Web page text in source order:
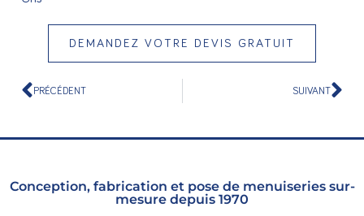
DEMANDEZ VOTRE DEVIS GRATUIT
PRÉCÉDENT SUIVANT
Conception, fabrication et pose de menuiseries sur-
mesure depuis 1970